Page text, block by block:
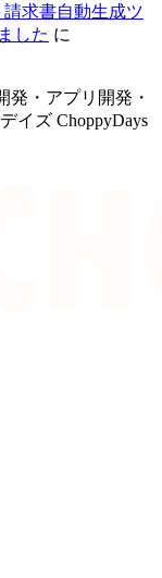
請求書自動生成ツ
した に
発・アプリ開発・
イズ ChoppyDays